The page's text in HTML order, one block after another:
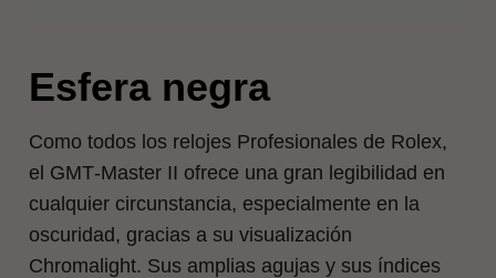
Esfera negra
Como todos los relojes Profesionales de Rolex,
el GMT‑Master II ofrece una gran legibilidad en
cualquier circunstancia, especialmente en la
oscuridad, gracias a su visualización
Chromalight. Sus amplias agujas y sus índices